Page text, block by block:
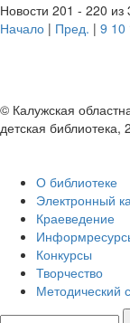
Новости 201 - 220 из
Начало | Пред. | 9 10
© Калужская
детская библиотека,
О библиотеке
Электронный
Краеведение
Конкурсы
Творчество
Методический